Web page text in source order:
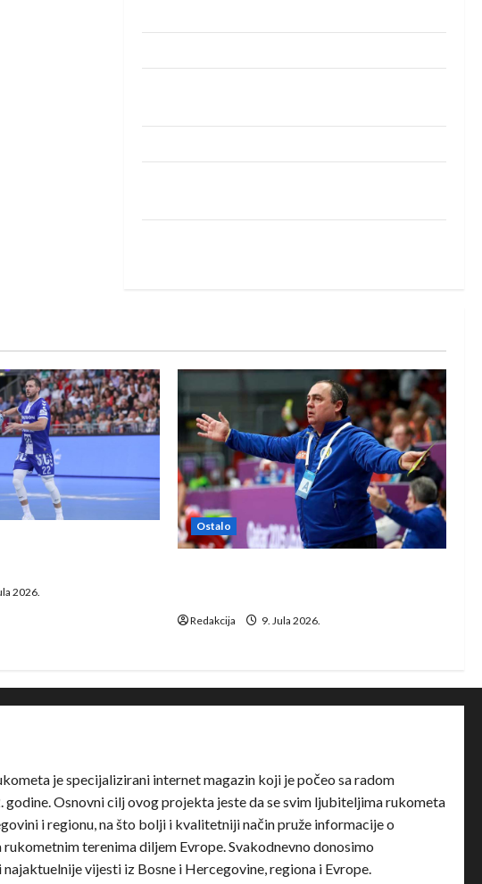
2026.
Ostalo
Redakcija 9. Jula 2026.
je specijalizirani internet magazin koji je počeo sa radom
godine. Osnovni cilj ovog projekta jeste da se svim ljubiteljima rukometa
i regionu, na što bolji i kvalitetniji način pruže informacije o
rukometnim terenima diljem Evrope. Svakodnevno donosimo
vijesti iz Bosne i Hercegovine, regiona i Evrope.